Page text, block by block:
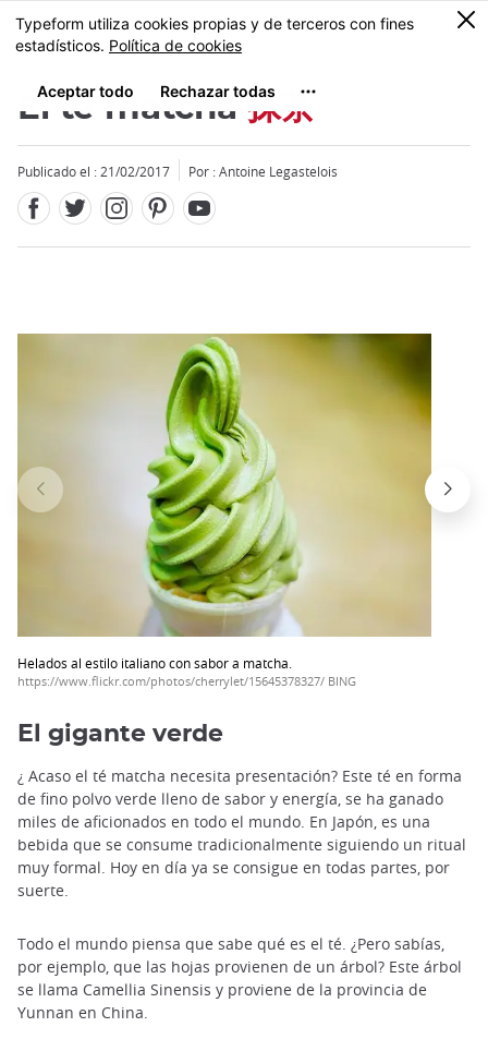
Tamaño
MENU
0
El té matcha抹茶
Publicado el : 21/02/2017 Por : Antoine Legastelois
Helados al estilo italiano con sabor a matcha.
https://www.flickr.com/photos/cherrylet/15645378327/ BING
Close
El gigante verde
¿ Acaso el té matcha necesita presentación? Este té en forma
de fino polvo verde lleno de sabor y energía, se ha ganado
miles de aficionados en todo el mundo. En Japón, es una
bebida que se consume tradicionalmente siguiendo un ritual
muy formal. Hoy en día ya se consigue en todas partes, por
suerte.
Todo el mundo piensa que sabe qué es el té. ¿Pero sabías,
por ejemplo, que las hojas provienen de un árbol? Este árbol
se llama Camellia Sinensis y proviene de la provincia de
Yunnan en China.